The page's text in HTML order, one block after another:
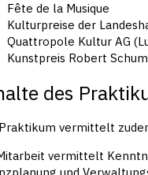
Fête de la Musique
Kulturpreise der
Quattropole Kultur AG
Kunstpreis Robert
des
vermittelt
vermittelt